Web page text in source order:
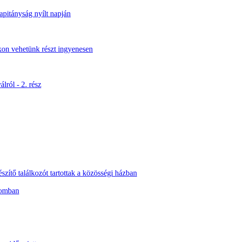
nyílt napján
vehetünk részt ingyenesen
- 2. rész
találkozót tartottak a közösségi házban